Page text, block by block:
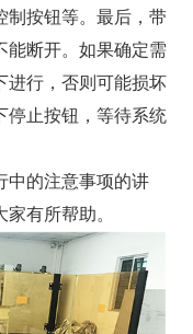
制按钮等。最后，带
能断开。如果确定需
进行，否则可能损坏
停止按钮，等待系统
中的注意事项的讲
有所帮助。